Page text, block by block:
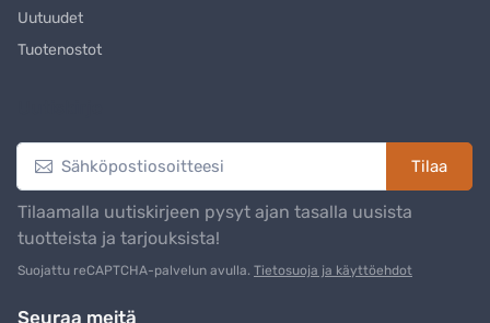
Uutuudet
Tuotenostot
Tilaa
Tilaamalla uutiskirjeen pysyt ajan tasalla uusista
tuotteista ja tarjouksista!
Suojattu reCAPTCHA-palvelun avulla. Tietosuoja ja käyttöehdot
Seuraa meitä